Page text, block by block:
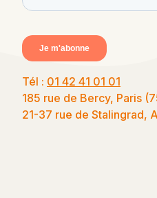
Tél : 01 42 41 01 01
185 rue de Bercy, Paris
21-37 rue de Stalingrad,